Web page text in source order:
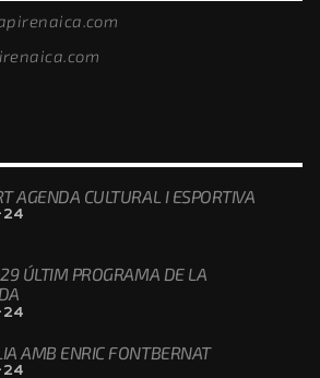
AGENDA CULTURAL I ESPORTIVA
ÚLTIM PROGRAMA DE LA
AMB ENRIC FONTBERNAT